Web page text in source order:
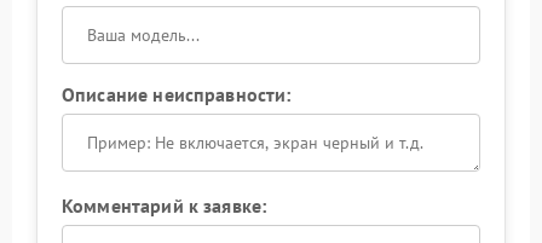
Описание неисправности:
Комментарий к заявке: